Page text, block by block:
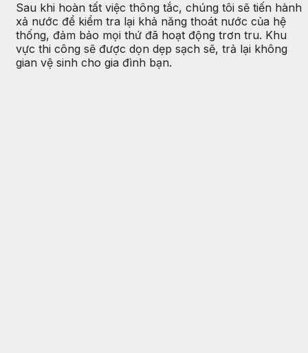
Sau khi hoàn tất việc thông tắc, chúng tôi sẽ tiến hành
xả nước để kiểm tra lại khả năng thoát nước của hệ
thống, đảm bảo mọi thứ đã hoạt động trơn tru. Khu
vực thi công sẽ được dọn dẹp sạch sẽ, trả lại không
gian vệ sinh cho gia đình bạn.